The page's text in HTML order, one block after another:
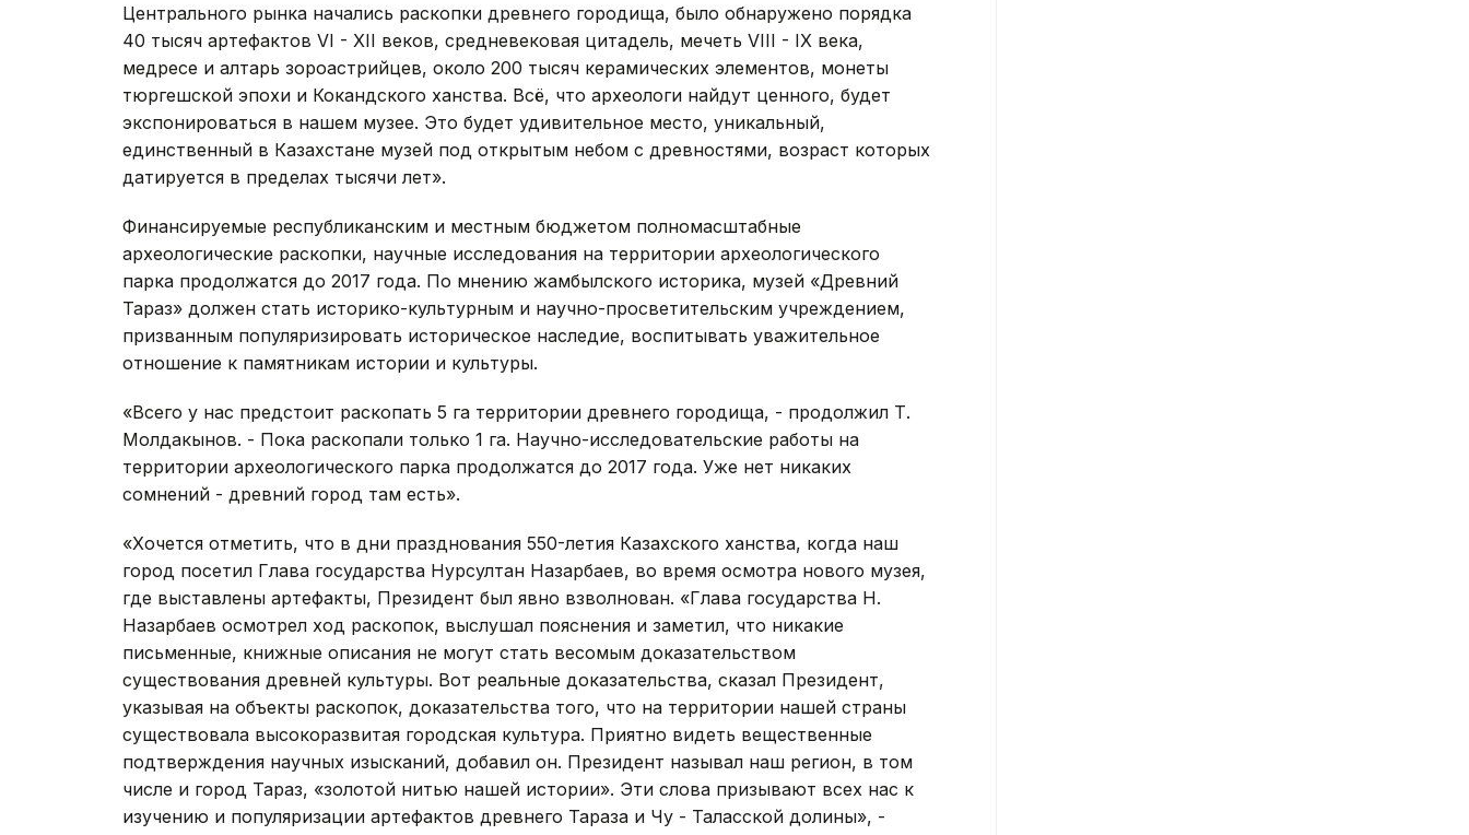
Центрального рынка начались раскопки древнего городища, было обнаружено порядка
40 тысяч артефактов VI - XII веков, средневековая цитадель, мечеть VIII - IX века,
медресе и алтарь зороастрийцев, около 200 тысяч керамических элементов, монеты
тюргешской эпохи и Кокандского ханства. Всё, что археологи найдут ценного, будет
экспонироваться в нашем музее. Это будет удивительное место, уникальный,
единственный в Казахстане музей под открытым небом с древностями, возраст которых
датируется в пределах тысячи лет».
Финансируемые республиканским и местным бюджетом полномасштабные
археологические раскопки, научные исследования на территории археологического
парка продолжатся до 2017 года. По мнению жамбылского историка, музей «Древний
Тараз» должен стать историко-культурным и научно-просветительским учреждением,
призванным популяризировать историческое наследие, воспитывать уважительное
отношение к памятникам истории и культуры.
«Всего у нас предстоит раскопать 5 га территории древнего городища, - продолжил Т.
Молдакынов. - Пока раскопали только 1 га. Научно-исследовательские работы на
территории археологического парка продолжатся до 2017 года. Уже нет никаких
сомнений - древний город там есть».
«Хочется отметить, что в дни празднования 550-летия Казахского ханства, когда наш
город посетил Глава государства Нурсултан Назарбаев, во время осмотра нового музея,
где выставлены артефакты, Президент был явно взволнован. «Глава государства Н.
Назарбаев осмотрел ход раскопок, выслушал пояснения и заметил, что никакие
письменные, книжные описания не могут стать весомым доказательством
существования древней культуры. Вот реальные доказательства, сказал Президент,
указывая на объекты раскопок, доказательства того, что на территории нашей страны
существовала высокоразвитая городская культура. Приятно видеть вещественные
подтверждения научных изысканий, добавил он. Президент называл наш регион, в том
числе и город Тараз, «золотой нитью нашей истории». Эти слова призывают всех нас к
изучению и популяризации артефактов древнего Тараза и Чу - Таласской долины», -